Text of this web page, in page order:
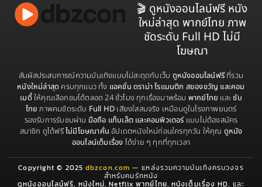
🎬 ดูหนังออนไลน์ฟรี หนัง
ใหม่ล่าสุด พากย์ไทย ภาพ
ชัดระดับ Full HD ไม่มี
โฆษณา
สัมผัสประสบการณ์ความบันเทิงแบบไม่สะดุดกับเว็บ ดูหนังออนไลน์ฟรีที่รวม
หนังใหม่ล่าสุด ครบทุกแนว ทั้ง แอคชั่น ดราม่า โรแมนติก สยองขวัญ และคอม
เมดี้ ให้คุณเลือกชมได้ตลอด 24 ชั่วโมง ทุกเรื่องมาพร้อม พากย์ไทย และซับ
ไทย ภาพคมชัดระดับ Full HD เสียงใสสมจริง เหมือนดูในโรงภาพยนตร์
รองรับการรับชมผ่าน มือถือ แท็บเล็ต และคอมพิวเตอร์แบบไม่ต้องสมัคร
สมาชิก ดูได้ฟรีไม่มีโฆษณาคั่น อัปเดตหนังใหม่ก่อนใครทุกวัน ให้คุณ ดูหนัง
ออนไลน์เต็มเรื่อง ได้ง่าย ๆ ทุกที่ทุกเวลา
Copyright © 2025dbzcon.com — แหล่งรวมความบันเทิงครบวงจร
สำหรับคนรักหนัง
ดูหนังออนไลน์ฟรี, หนังใหม่,Netflix พากย์ไทย,หนังเต็มเรื่อง HD, และ